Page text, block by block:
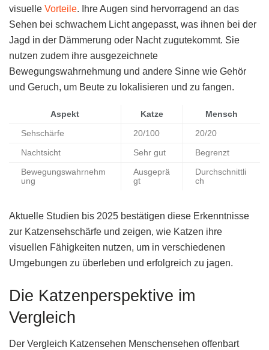
visuelle Vorteile. Ihre Augen sind hervorragend an das
Sehen bei schwachem Licht angepasst, was ihnen bei der
Jagd in der Dämmerung oder Nacht zugutekommt. Sie
nutzen zudem ihre ausgezeichnete
Bewegungswahrnehmung und andere Sinne wie Gehör
und Geruch, um Beute zu lokalisieren und zu fangen.
Aspekt Katze Mensch
Sehschärfe 20/100 20/20
Nachtsicht Sehr gut Begrenzt
Bewegungswahrnehm
ung
Ausgeprä
gt
Durchschnittli
ch
Aktuelle Studien bis 2025 bestätigen diese Erkenntnisse
zur Katzensehschärfe und zeigen, wie Katzen ihre
visuellen Fähigkeiten nutzen, um in verschiedenen
Umgebungen zu überleben und erfolgreich zu jagen.
Die Katzenperspektive im
Vergleich
Der Vergleich Katzensehen Menschensehen offenbart